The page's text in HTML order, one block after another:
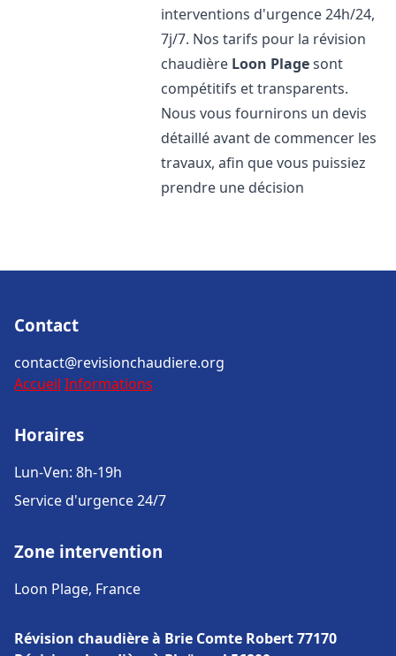
interventions d'urgence 24h/24,
7j/7. Nos tarifs pour la révision
chaudière Loon Plagesont
compétitifs et transparents.
Nous vous fournirons un devis
détaillé avant de commencer les
travaux, afin que vous puissiez
prendre une décision
Contact
contact@revisionchaudiere.org
Accueil Informations
Horaires
Lun-Ven: 8h-19h
Service d'urgence 24/7
Zone intervention
Loon Plage, France
Révision chaudière à Brie Comte Robert 77170